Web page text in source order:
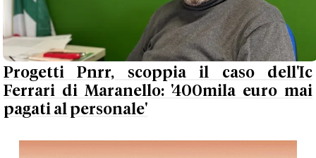
Progetti Pnrr, scoppia il caso dell'Ic
Ferrari di Maranello: '400mila euro mai
pagati al personale'